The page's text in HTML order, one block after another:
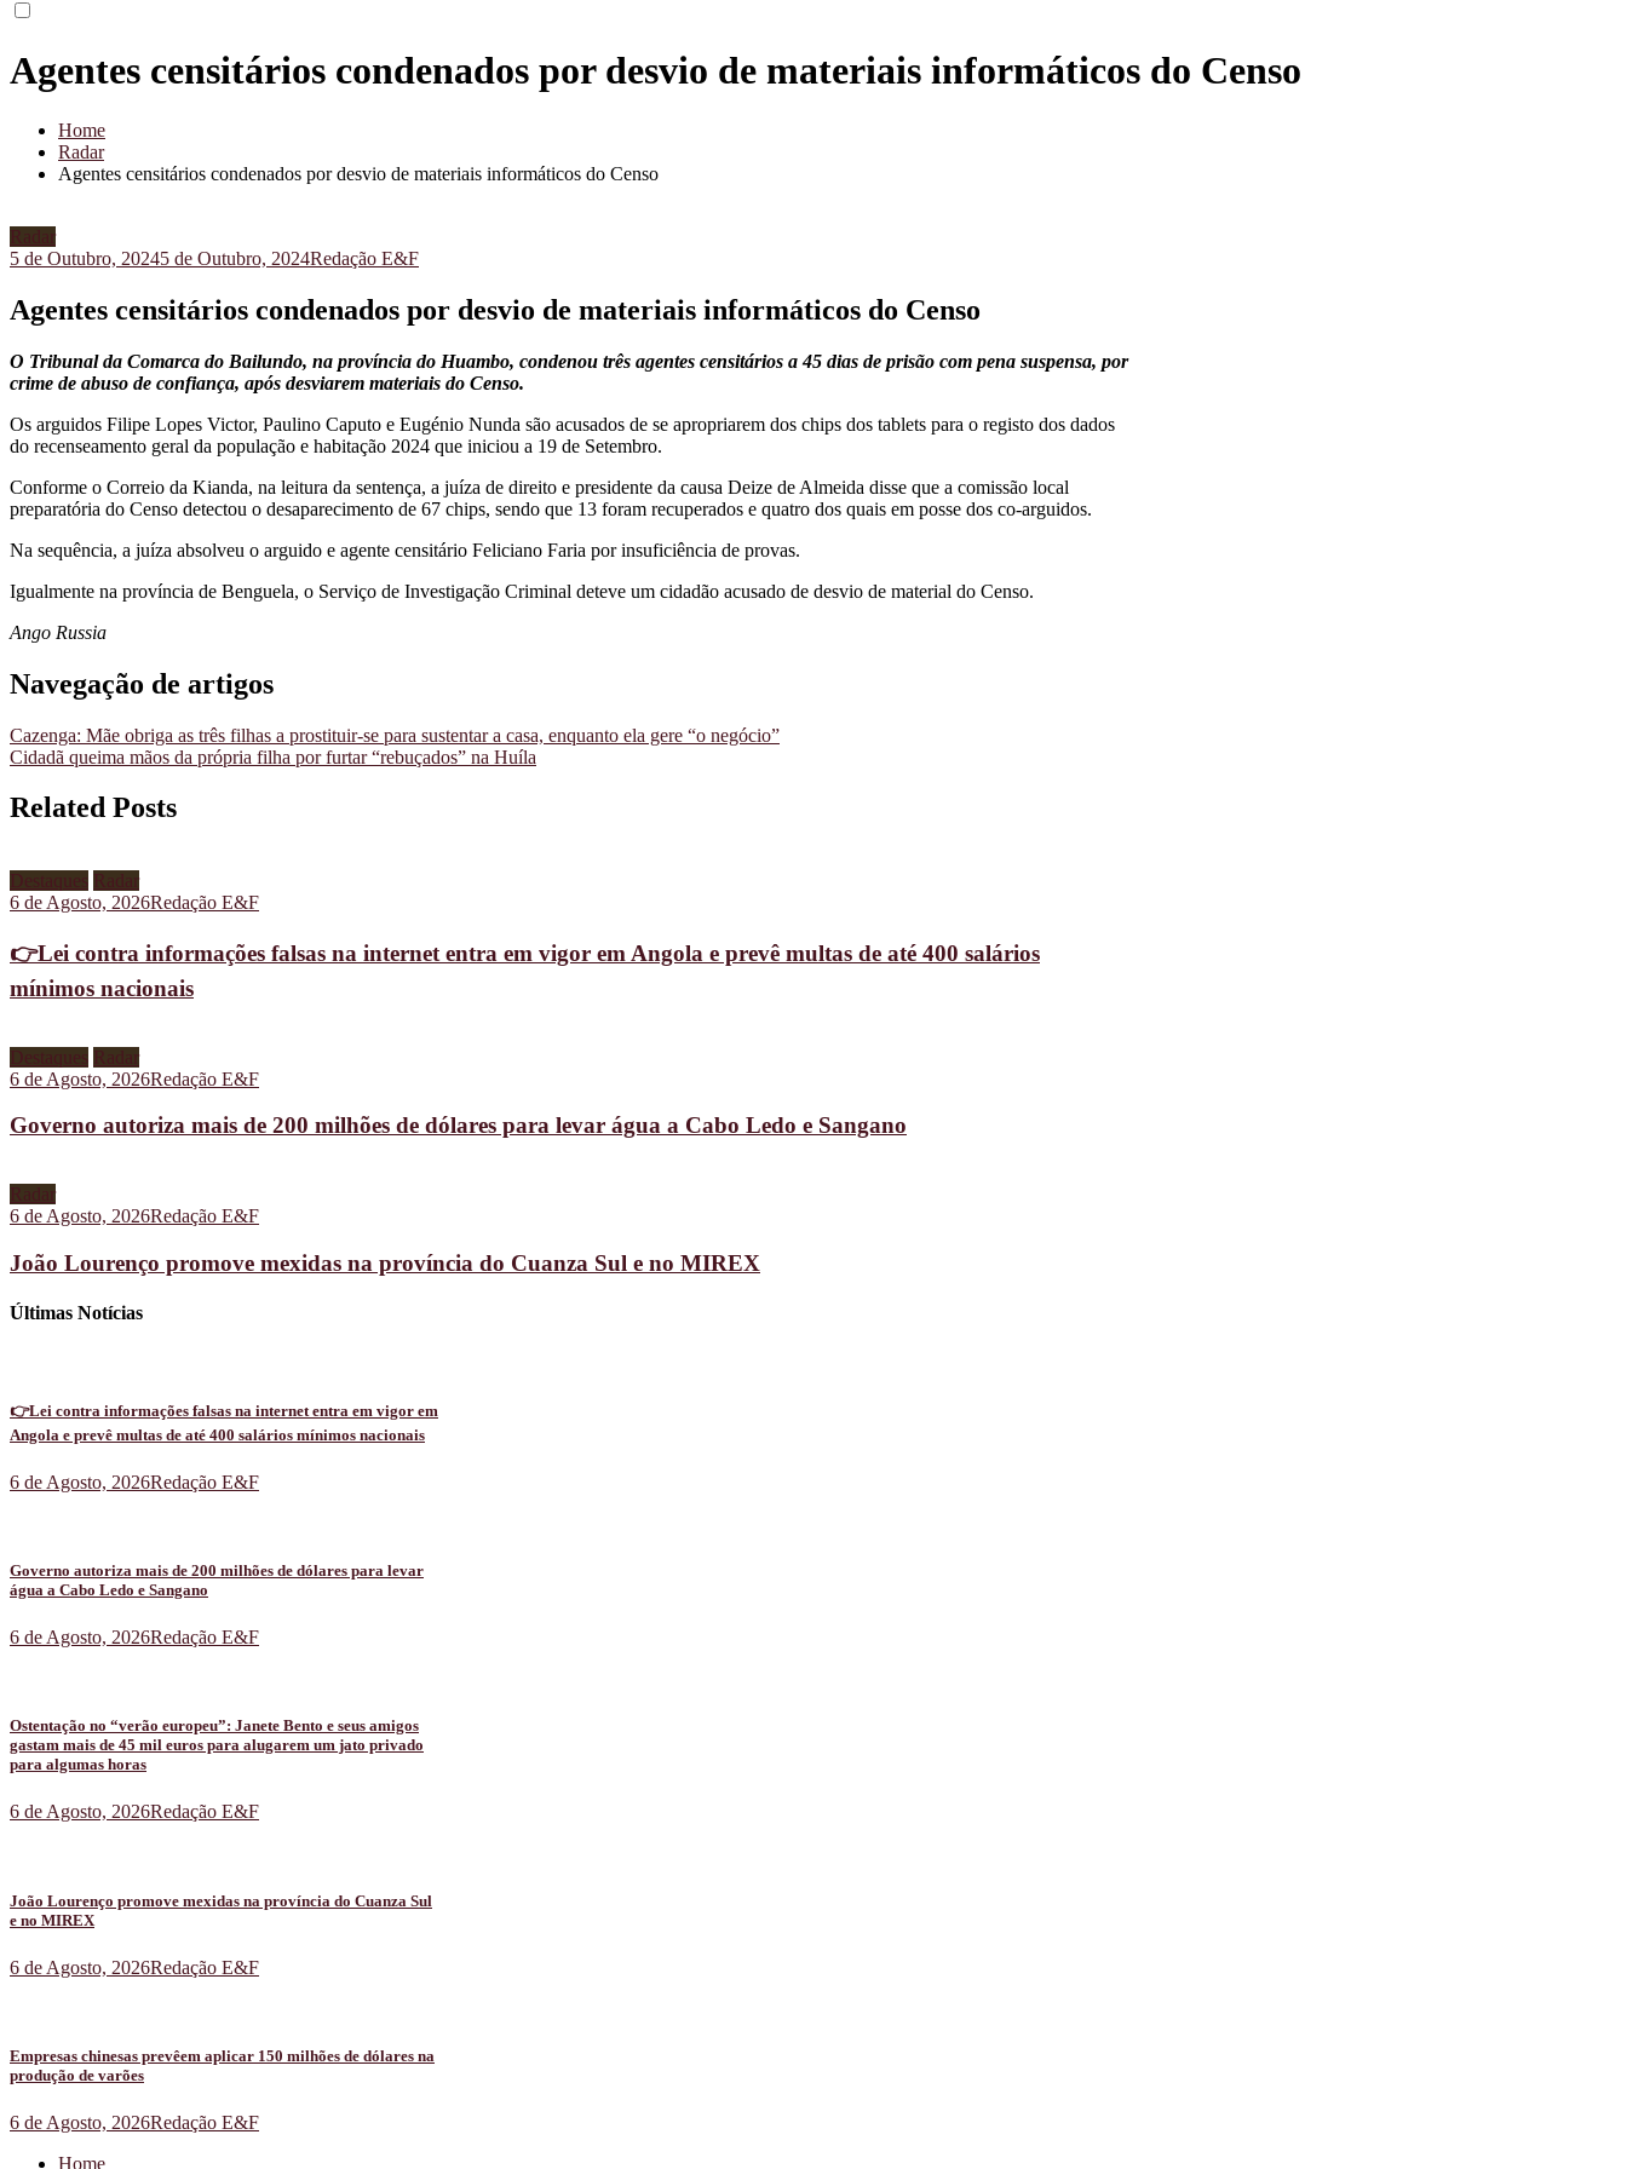
Agentes censitários condenados por desvio de materiais informáticos do Censo
Home
Radar
Agentes censitários condenados por desvio de materiais informáticos do Censo
Radar
5 de Outubro, 20245 de Outubro, 2024Redação E&F
Agentes censitários condenados por desvio de materiais informáticos do Censo
O Tribunal da Comarca do Bailundo, na província do Huambo, condenou três agentes censitários a 45 dias de prisão com pena suspensa, por
crime de abuso de confiança, após desviarem materiais do Censo.
Os arguidos Filipe Lopes Victor, Paulino Caputo e Eugénio Nunda são acusados de se apropriarem dos chips dos tablets para o registo dos dados
do recenseamento geral da população e habitação 2024 que iniciou a 19 de Setembro.
Conforme o Correio da Kianda, na leitura da sentença, a juíza de direito e presidente da causa Deize de Almeida disse que a comissão local
preparatória do Censo detectou o desaparecimento de 67 chips, sendo que 13 foram recuperados e quatro dos quais em posse dos co-arguidos.
Na sequência, a juíza absolveu o arguido e agente censitário Feliciano Faria por insuficiência de provas.
Igualmente na província de Benguela, o Serviço de Investigação Criminal deteve um cidadão acusado de desvio de material do Censo.
Ango Russia
Navegação de artigos
Cazenga: Mãe obriga as três filhas a prostituir-se para sustentar a casa, enquanto ela gere “o negócio”
Cidadã queima mãos da própria filha por furtar “rebuçados” na Huíla
Related Posts
Destaques Radar
6 de Agosto, 2026Redação E&F
👉Lei contra informações falsas na internet entra em vigor em Angola e prevê multas de até 400 salários
mínimos nacionais
Destaques Radar
6 de Agosto, 2026Redação E&F
Governo autoriza mais de 200 milhões de dólares para levar água a Cabo Ledo e Sangano
Radar
6 de Agosto, 2026Redação E&F
João Lourenço promove mexidas na província do Cuanza Sul e no MIREX
Últimas Notícias
👉Lei contra informações falsas na internet entra em vigor em
Angola e prevê multas de até 400 salários mínimos nacionais
6 de Agosto, 2026Redação E&F
Governo autoriza mais de 200 milhões de dólares para levar
água a Cabo Ledo e Sangano
6 de Agosto, 2026Redação E&F
Ostentação no “verão europeu”: Janete Bento e seus amigos
gastam mais de 45 mil euros para alugarem um jato privado
para algumas horas
6 de Agosto, 2026Redação E&F
João Lourenço promove mexidas na província do Cuanza Sul
e no MIREX
6 de Agosto, 2026Redação E&F
Empresas chinesas prevêem aplicar 150 milhões de dólares na
produção de varões
6 de Agosto, 2026Redação E&F
Home